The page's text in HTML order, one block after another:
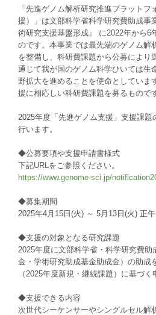
「先進ゲノム解析研究推進プラット
援）」は文部科学省科学研究費助成事
術研究支援基盤形成』 に2022年から6
のです。本事業では最先端のゲノム解
を整備し、科研費課題から公募により
通じて我が国のゲノム科学ひいては生
野拡大を進めることを使命としていま
援に相応しい科研費課題を募るもので
2025年度「先進ゲノム支援」支援課
行います。
◆公募要項や支援申請書様式
下記URLをご参照ください。
https://www.genome-sci.jp/
◆募集期間
2025年4月15日(火) ～ 5月13日(火) 正午
◆支援の対象となる研究課題
2025年度に文部科学省・科学研究費助
金・学術研究助成基金助成金）の助成
（2025年度新規・継続課題）に基づく
◆支援できる内容
次世代シーケンサーやシングルセル解